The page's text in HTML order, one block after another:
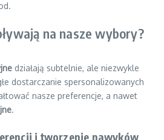
na nasze wybory?
działają subtelnie, ale niezwykle
dostarczanie spersonalizowanych
nasze preferencje, a nawet
.
i tworzenie nawyków